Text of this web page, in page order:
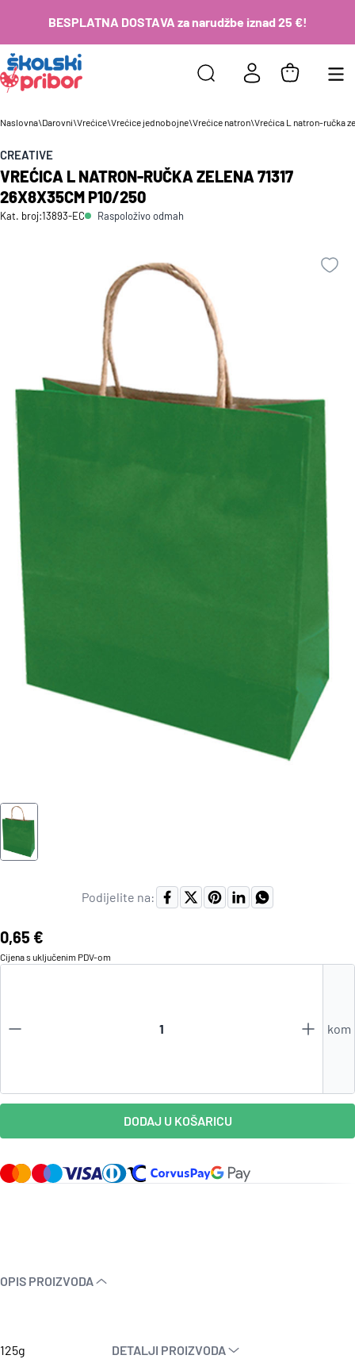
BESPLATNA DOSTAVA za narudžbe iznad 25 €!
Podijelite na:
OPIS PROIZVODA
125g DETALJI PROIZVODA
Naslovna\Darovni\Vrećice\Vrećice jednobojne\Vrećice natron\Vrećica L natron-ručka
CREATIVE
VREĆICA L NATRON-RUČKA ZELENA 71317
26X8X35CM P10/250
Kat. broj:13893-EC Raspoloživo odmah
Cijena:
0,65 €
Cijena s uključenim PDV-om
kom
DODAJ U KOŠARICU